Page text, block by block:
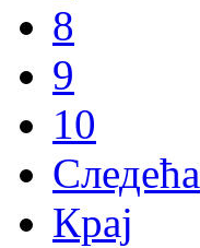
8
9
10
Следећа
Крај